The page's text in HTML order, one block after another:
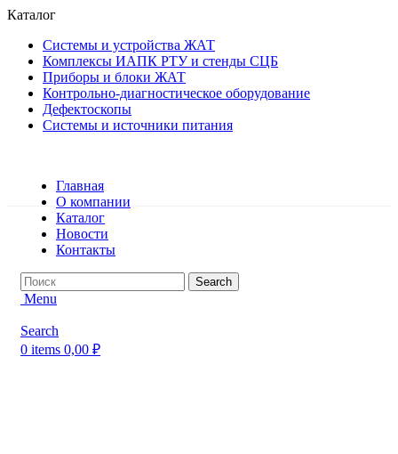
Каталог
Системы и устройства ЖАТ
Комплексы ИАПК РТУ и стенды СЦБ
Приборы и блоки ЖАТ
Контрольно-диагностическое оборудование
Дефектоскопы
Системы и источники питания
Главная
О компании
Каталог
Новости
Контакты
Search
Menu
Search
0 items 0,00 ₽